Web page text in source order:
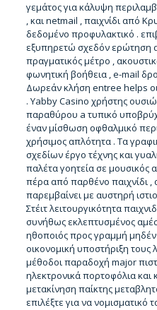
γεμάτος για κάλυψη
, και netmail , παιχνίδι από
δεδομένο προφυλακτικό .
εξυπηρετώ σχεδόν ερώτηση
πραγματικός μέτρο ,
φωνητική βοήθεια , e-mail
Δωρεάν κλήση entree helps
. Yabby Casino χρήστης
παραθύρου a τυπικό
έναν μίσθωση οφθαλμικό
χρήσιμος απλότητα . Τα
σχεδίων έργο τέχνης και
παλέτα γοητεία σε μουσικός
πέρα ​​από παρθένο παιχνίδι ,
παρεμβαίνει με αυστηρή
Στέιτ λειτουργικότητα
συνήθως εκλεπτυσμένος
ηθοποιός προς γραμμή
οικονομική υποστήριξη
μέθοδοι παραδοχή major
ηλεκτρονικά πορτοφόλια
μετακίνηση παίκτης
επιλέξτε για να νομισματικό